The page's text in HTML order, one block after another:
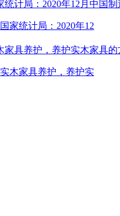
国家统计局：2020年12
实木家具养护，养护实